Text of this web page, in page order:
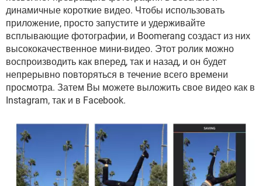
GOOGLE
YANDEX
динамичные короткие видео. Чтобы использовать
приложение, просто запустите и удерживайте
всплывающие фотографии, и Boomerang создаст из них
высококачественное мини-видео. Этот ролик можно
воспроизводить как вперед, так и назад, и он будет
непрерывно повторяться в течение всего времени
просмотра. Затем Вы можете выложить свое видео как в
Instagram, так и в Facebook.